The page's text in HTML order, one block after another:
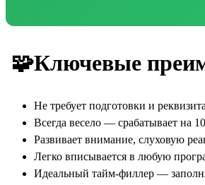
🧩Ключевые
Не требует подготовки и реквизита
Всегда весело — срабатывает на
Развивает внимание, слуховую
Легко вписывается в любую
Идеальный тайм-филлер —